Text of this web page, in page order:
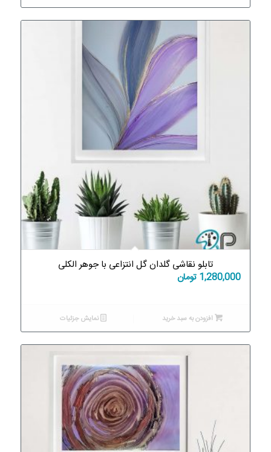
تابلو نقاشی گلدان گل انتزاعی با جوهر الکلی
1,280,000 تومان
افزودن به سبد خرید نمایش جزئیات